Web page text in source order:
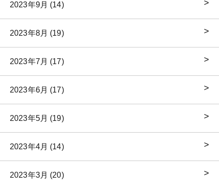
2023年9月 (14)
2023年8月 (19)
2023年7月 (17)
2023年6月 (17)
2023年5月 (19)
2023年4月 (14)
2023年3月 (20)